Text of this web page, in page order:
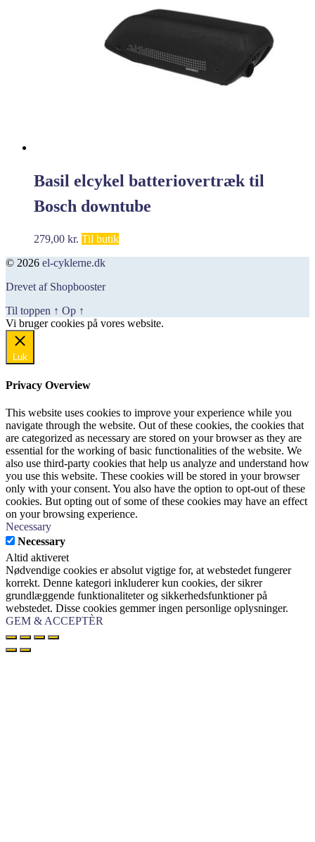
Basil elcykel batteriovertræk til
Bosch downtube
279,00 kr. Til butik
© 2026 el-cyklerne.dk
Drevet af Shopbooster
Til toppen ↑ Op ↑
Vi bruger cookies på vores website.
Luk
Privacy Overview
This website uses cookies to improve your experience while you
navigate through the website. Out of these cookies, the cookies that
are categorized as necessary are stored on your browser as they are
essential for the working of basic functionalities of the website. We
also use third-party cookies that help us analyze and understand how
you use this website. These cookies will be stored in your browser
only with your consent. You also have the option to opt-out of these
cookies. But opting out of some of these cookies may have an effect
on your browsing experience.
Necessary
Necessary
Altid aktiveret
Nødvendige cookies er absolut vigtige for, at webstedet fungerer
korrekt. Denne kategori inkluderer kun cookies, der sikrer
grundlæggende funktionaliteter og sikkerhedsfunktioner på
webstedet. Disse cookies gemmer ingen personlige oplysninger.
GEM & ACCEPTÈR